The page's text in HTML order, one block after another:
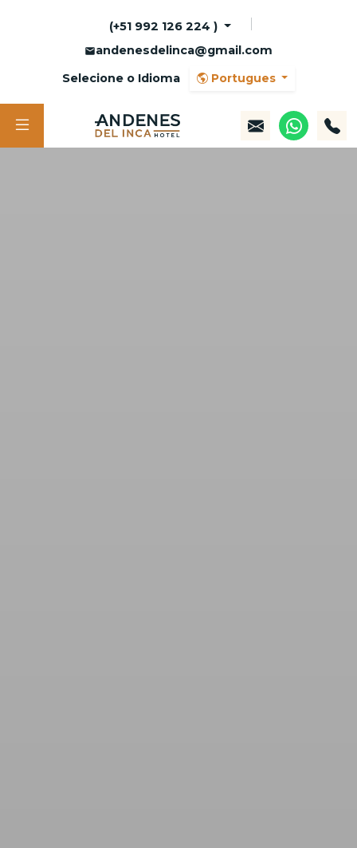
(+51 992 126 224 )
andenesdelinca@gmail.com
Selecione o Idioma
Portugues